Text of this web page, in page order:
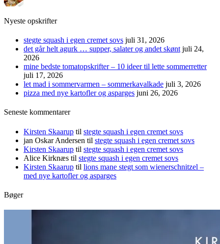
Nyeste opskrifter
stegte squash i egen cremet sovs juli 31, 2026
det går helt agurk … supper, salater og andet skønt juli 24,
2026
mine bedste tomatopskrifter – 10 ideer til lette sommerretter
juli 17, 2026
let mad i sommervarmen – sommerkavalkade juli 3, 2026
pizza med nye kartofler og asparges juni 26, 2026
Seneste kommentarer
Kirsten Skaarup til stegte squash i egen cremet sovs
jan Oskar Andersen til stegte squash i egen cremet sovs
Kirsten Skaarup til stegte squash i egen cremet sovs
Alice Kirknæs til stegte squash i egen cremet sovs
Kirsten Skaarup til lions mane stegt som wienerschnitzel –
med nye kartofler og asparges
Bøger